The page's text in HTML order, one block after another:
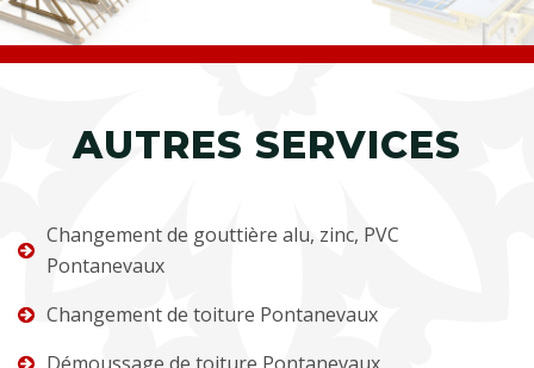
AUTRES SERVICES
Changement de gouttière alu, zinc, PVC
Pontanevaux
Changement de toiture Pontanevaux